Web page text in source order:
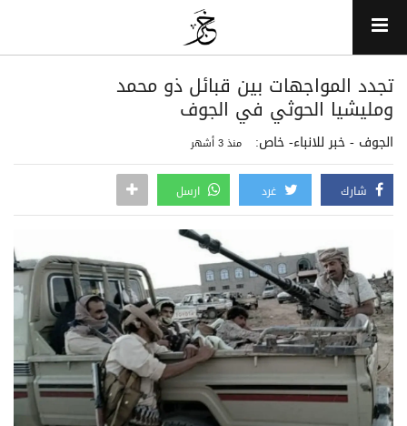
تجدد المواجهات بين قبائل ذو محمد
ومليشيا الحوثي في الجوف
الجوف - خبر للانباء- خاص: منذ 3 أشهر
شارك غرد ارسل